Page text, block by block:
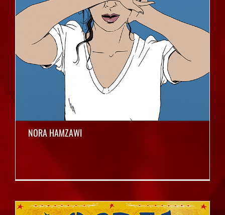
NORA HAMZAWI